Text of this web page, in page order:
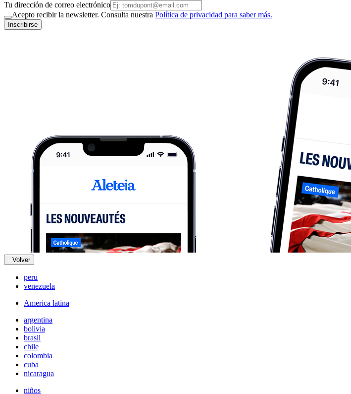
Tu dirección de correo electrónico
Acepto recibir la newsletter. Consulta nuestra Política de privacidad para saber más.
Inscribirse
Volver
peru
venezuela
America latina
argentina
bolivia
brasil
chile
colombia
cuba
nicaragua
niños